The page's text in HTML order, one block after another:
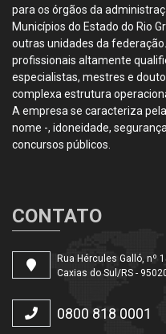
para os órgãos da
Municípios do Estado do Rio
outras unidades da
profissionais altamente
especialistas, mestres e
complexa estrutura
A empresa se caracteriza
nome -, idoneidade,
concursos públicos.
CONTATO
Rua Hércules Galló, nº
Caxias do Sul/RS -
0800 818 0001